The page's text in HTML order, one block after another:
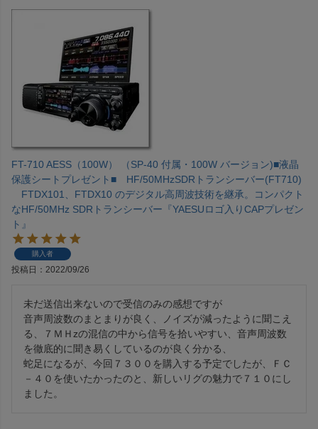
FT-710 AESS（100W） （SP-40 付属・100W バージョン)■液晶
保護シートプレゼント■ HF/50MHzSDRトランシーバー(FT710)
FTDX101、FTDX10 のデジタル高周波技術を継承。コンパクト
なHF/50MHz SDRトランシーバー『YAESUロゴ入りCAPプレゼン
ト』
購入者
投稿日 2022/09/26
未だ送信出来ないので受信のみの感想ですが
音声周波数のまとまりが良く、ノイズが減ったように聞こえ
る、７ＭＨzの混信の中から信号を拾いやすい、音声周波数
を徹底的に聞き易くしているのが良く分かる、
蛇足になるが、今回７３００を購入する予定でしたが、ＦＣ
－４０を使いたかったのと、新しいリグの魅力で７１０にし
ました。